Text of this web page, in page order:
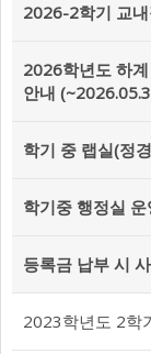
2026-2학기 교
2026학년도 하
안내
학기 중 랩실(정
학기중 행정실
등록금 납부 시
2023학년도 2학